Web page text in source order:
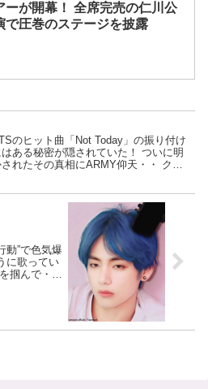
ーが開幕！ 全席完売の仁川公
で圧巻のステージを披露
のヒット曲「Not Today」の振り付け
はある秘密が隠されていた！ ついに明
れたその真相にARMY仰天・・ クリ
動”で色気爆
に歌ってい
掴んで・・